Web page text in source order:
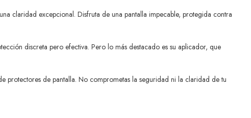
claridad excepcional. Disfruta de una pantalla impecable, protegida contra
discreta pero efectiva. Pero lo más destacado es su aplicador, que
protectores de pantalla. No comprometas la seguridad ni la claridad de tu